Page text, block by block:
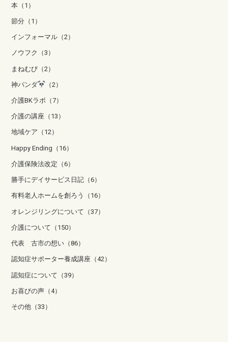
本（1）
節分（1）
インフォーマル（2）
ノウフク（3）
まねむび（2）
神パンダ （2）
介護BKラボ（7）
介護の講座（13）
地域ケア（12）
Happy Ending（16）
介護保険法改定（6）
勝手にデイサービス日記（6）
有料老人ホームを創ろう（16）
オレンジリングについて（37）
介護について（150）
代表 古市の想い（86）
認知症サポーター養成講座（42）
認知症について（39）
お喜びの声（4）
その他（33）